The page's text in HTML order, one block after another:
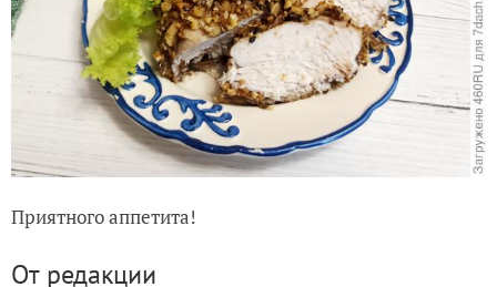
Приятного аппетита!
От редакции